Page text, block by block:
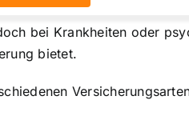
bei Krankheiten oder
bietet.